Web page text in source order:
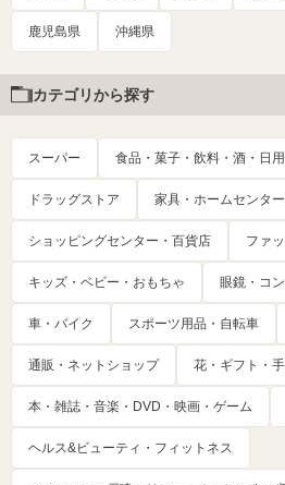
鹿児島県 沖縄県
カテゴリから探す
スーパー 食品・菓子・飲料・酒・日
ドラッグストア 家具・ホームセンター
ショッピングセンター・百貨店 ファ
キッズ・ベビー・おもちゃ 眼鏡・コ
車・バイク スポーツ用品・自転車
通販・ネットショップ 花・ギフト・
本・雑誌・音楽・DVD・映画・ゲーム
ヘルス&ビューティ・フィットネス